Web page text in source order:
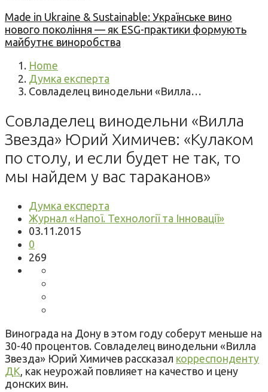
Made in Ukraine & Sustainable: Українське вино
нового покоління — як ESG-практики формують
майбутнє виноробства
Home
Думка експерта
Совладелец винодельни «Вилла…
Совладелец винодельни «Вилла
Звезда» Юрий Химичев: «Кулаком
по столу, и если будет не так, то
мы найдем у вас тараканов»
Думка експерта
Журнал «Напої. Технології та Інновації»
03.11.2015
0
269
Винограда на Дону в этом году соберут меньше на
30-40 процентов. Совладелец винодельни «Вилла
Звезда» Юрий Химичев рассказал корреспонденту
ДК , как неурожай повлияет на качество и цену
донских вин.